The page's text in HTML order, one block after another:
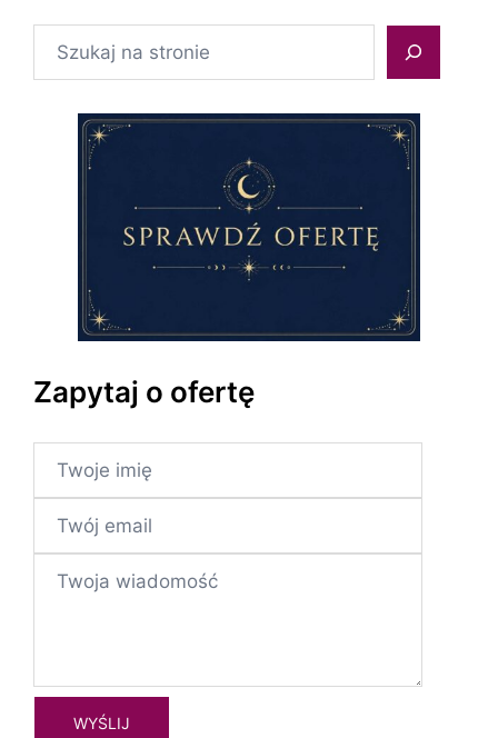
Szukaj
Zapytaj o ofertę